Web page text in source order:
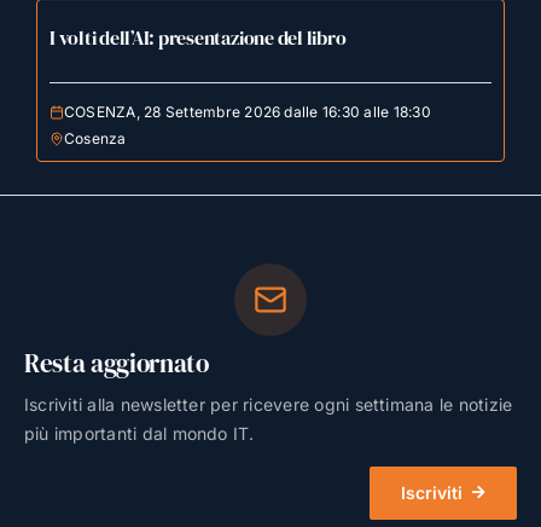
I volti dell’AI: presentazione del libro
COSENZA, 28 Settembre 2026 dalle 16:30 alle 18:30
Cosenza
Resta aggiornato
Iscriviti alla newsletter per ricevere ogni settimana le notizie
più importanti dal mondo IT.
Iscriviti